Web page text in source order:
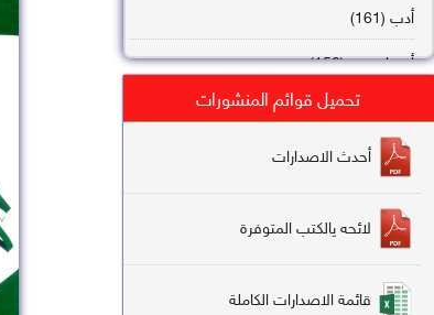
أدب (161)
أصول فقه (158)
تاريخ (138)
فقه شافعي (132)
فقه حنفي (113)
فقه مالكي (112)
تحميل قوائم المنشورات
أحدث الاصدارات
لائحه يالكتب المتوفرة
قائمة الاصدارات الكاملة